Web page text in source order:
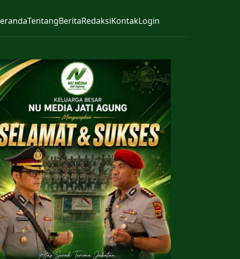
TentangBeritaRedaksiKontakLogin